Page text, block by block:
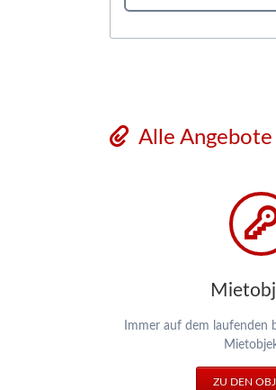
Alle
Immer auf dem laufenden
ZU DEN